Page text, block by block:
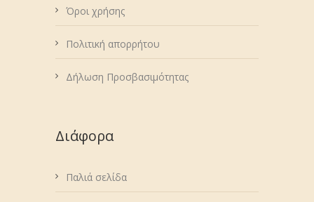
Όροι χρήσης
Πολιτική απορρήτου
Δήλωση Προσβασιμότητας
Διάφορα
Παλιά σελίδα